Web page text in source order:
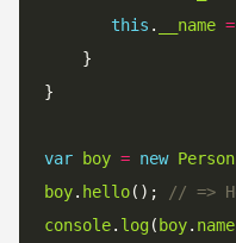
this . __name =
    }
}
var boy = new Person
boy. hello();
console. log( boy. name